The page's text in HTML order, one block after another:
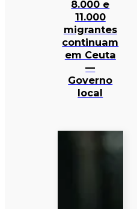
8.000 e
11.000
migrantes
continuam
em Ceuta
—
Governo
local